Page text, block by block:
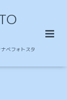
ベフォトスタ